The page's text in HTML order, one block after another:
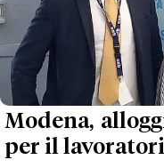
Modena,
per il lavoratori